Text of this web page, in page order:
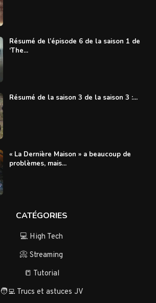
Résumé de l’épisode 6 de la saison 1 de
‘The...
Résumé de la saison 3 de la saison 3 :...
« La Dernière Maison » a beaucoup de
problèmes, mais...
CATÉGORIES
💻 High Tech
📀 Streaming
📒 Tutorial
🧑‍💻 Trucs et astuces JV